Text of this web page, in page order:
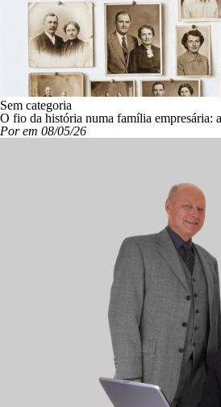
Sem categoria
O fio da história numa família empresária:
Por em 08/05/26